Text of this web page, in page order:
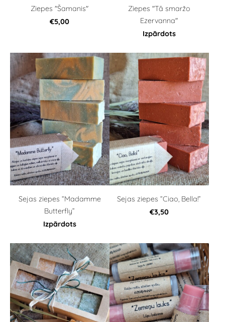
Ziepes "Šamanis"
€5,00
Ziepes "Tā smaržo
Ezervanna"
Izpārdots
Sejas ziepes “Madamme
Butterfly”
Izpārdots
Sejas ziepes “Ciao, Bella!”
€3,50